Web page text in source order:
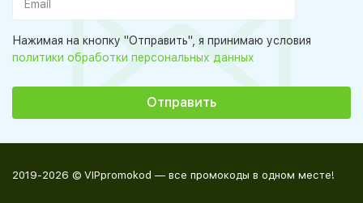
Нажимая на кнопку "Отправить", я принимаю условия
политики обработки персональных данных
2019-2026 © VIPpromokod — все промокоды в одном месте!